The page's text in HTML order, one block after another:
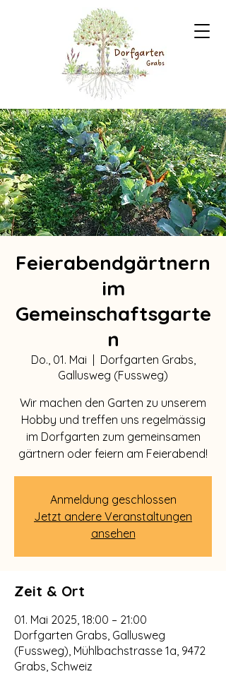
Feierabendgärtnern
im
Gemeinschaftsgarte
n
Do., 01. Mai
Dorfgarten Grabs,
Gallusweg (Fussweg)
Wir machen den Garten zu unserem
Hobby und treffen uns regelmässig
im Dorfgarten zum gemeinsamen
gärtnern oder feiern am Feierabend!
Anmeldung geschlossen
Jetzt andere Veranstaltungen
ansehen
Zeit & Ort
01. Mai 2025, 18:00 – 21:00
Dorfgarten Grabs, Gallusweg
(Fussweg), Mühlbachstrasse 1a, 9472
Grabs, Schweiz